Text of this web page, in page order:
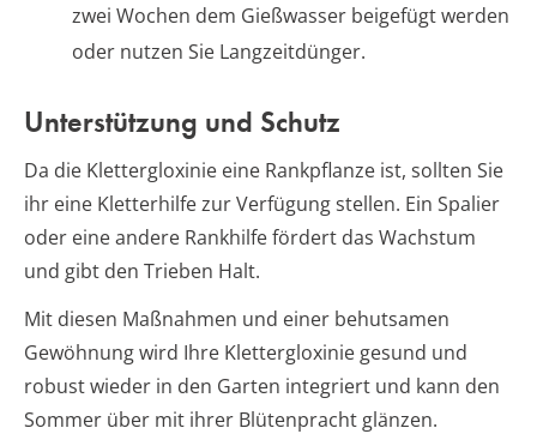
zwei Wochen dem Gießwasser beigefügt werden
oder nutzen Sie Langzeitdünger.
Unterstützung und Schutz
Da die Klettergloxinie eine Rankpflanze ist, sollten Sie
ihr eine Kletterhilfe zur Verfügung stellen. Ein Spalier
oder eine andere Rankhilfe fördert das Wachstum
und gibt den Trieben Halt.
Mit diesen Maßnahmen und einer behutsamen
Gewöhnung wird Ihre Klettergloxinie gesund und
robust wieder in den Garten integriert und kann den
Sommer über mit ihrer Blütenpracht glänzen.